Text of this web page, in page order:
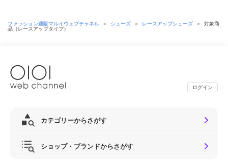
ファッション通販マルイウェブチャネル ＞ シューズ ＞ レースアップシューズ ＞
対象商
品（レースアップタイプ）
ログイン
カテゴリーからさがす
ショップ・ブランドからさがす